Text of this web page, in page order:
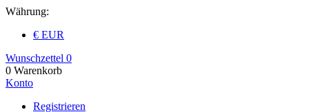
Währung:
€ EUR
Wunschzettel 0
0 Warenkorb
Konto
Registrieren